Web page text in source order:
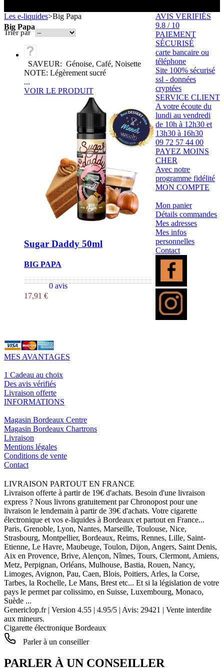
- FORMATS ÉCONOMIQUES
- LES PLUS VENDUS
- LES PACKS PROMOS
- RECHERCHE AVANCÉE
Pods & Formats Poche
Les cartouches
pour pods
Boxs
batterie
intégrée
Emission "C'est dans l'air"
Reportage Vox Pop ARTE
Interview France Bleu Genericlop
Big Papa
Les e-liquides>Big Papa
Trier par
SAVEUR: Génoise, Café, Noisette
NOTE: Légèrement sucré
...
VOIR LE PRODUIT
Sugar Daddy 50ml
BIG PAPA
0 avis
17,91 €
AVIS VERIFIÉS
9.8 / 10
PAIEMENT
SÉCURISÉ
carte bancaire ou
téléphone
Site 100% sécurisé
ssl - données
cryptées
SERVICE CLIENT
A votre écoute du
lundi au vendredi
de 10h à 12h30 et
13h30 à 16h30
09 72 57 44 00
PAYEZ MOINS
CHER
Avec notre
programme fidélité
MON COMPTE
Mon panier
Détails commandes
Mes adresses
Mes infos
personnelles
Contact
MES AVANTAGES
1 Cadeau au choix
Des avis vérifiés
Livraison offerte
INFORMATIONS
Magasin Bordeaux Centre
Magasin Bordeaux Chartrons
Livraison
Mentions légales
Conditions de vente
Contact
LIVRAISON PARTOUT EN FRANCE
Livraison offerte à partir de 19€ d'achats. Besoin d'une livraison
express ? Nous livrons gratuitement par Chronopost pour une
livraison le lendemain à partir de 39€ d'achats. Votre cigarette
électronique et vos e-liquides à Bordeaux et partout en France...
Paris, Grenoble, Lyon, Nantes, Marseille, Toulouse, Nice,
Strasbourg, Montpellier, Bordeaux, Reims, Rennes, Lille, Saint-
Etienne, Le Havre, Maubeuge, Toulon, Dijon, Angers, Saint Denis,
Aix en Provence, Brive, Alençon, Nîmes, Tours, Clermont, Amiens,
Metz, Perpignan, Orléans, Mulhouse, Bastia, Rouen, Nancy,
Limoges, Avignon, Pau, Caen, Blois, Poitiers, Arles, la Corse,
Tarbes, la Rochelle, Le Mans, Brest etc... Et si la législation de votre
pays le permet par colissimo, en Suisse, Luxembourg, Monaco,
Suède ...
Genericlop.fr| Version 4.55 | 4.95/5 | Avis: 29421 | Vente interdite
aux mineurs.
Cigarette électronique Bordeaux
Parler à un conseiller
PARLER À UN CONSEILLER